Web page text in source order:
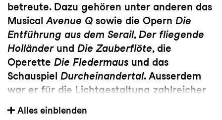
betreute. Dazu gehören unter anderen das
MusicalAvenue Q sowie die Opern Die
Entführung aus dem Serail, Der fliegende
Holländerund Die Zauberflöte, die
Operette Die Fledermaus und das
Schauspiel Durcheinandertal. Ausserdem
war er für die Lichtgestaltung zahlreicher
Gastspiele innerhalb und ausserhalb der
Alles einblenden